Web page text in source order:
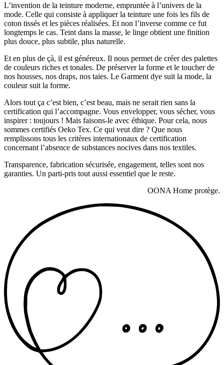
L’invention de la teinture moderne, empruntée à l’univers de la
mode. Celle qui consiste à appliquer la teinture une fois les fils de
coton tissés et les pièces réalisées. Et non l’inverse comme ce fut
longtemps le cas. Teint dans la masse, le linge obtient une finition
plus douce, plus subtile, plus naturelle.
Et en plus de çà, il est généreux. Il nous permet de créer des palettes
de couleurs riches et tonales. De préserver la forme et le toucher de
nos housses, nos draps, nos taies. Le Garment dye suit la mode, la
couleur suit la forme.
Alors tout ça c’est bien, c’est beau, mais ne serait rien sans la
certification qui l’accompagne. Vous envelopper, vous sécher, vous
inspirer : toujours ! Mais faisons-le avec éthique. Pour cela, nous
sommes certifiés Oeko Tex. Ce qui veut dire ? Que nous
remplissons tous les critères internationaux de certification
concernant l’absence de substances nocives dans nos textiles.
Transparence, fabrication sécurisée, engagement, telles sont nos
garanties. Un parti-pris tout aussi essentiel que le reste.
OONA Home protège.